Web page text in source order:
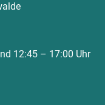
12:45 – 17:00 Uhr